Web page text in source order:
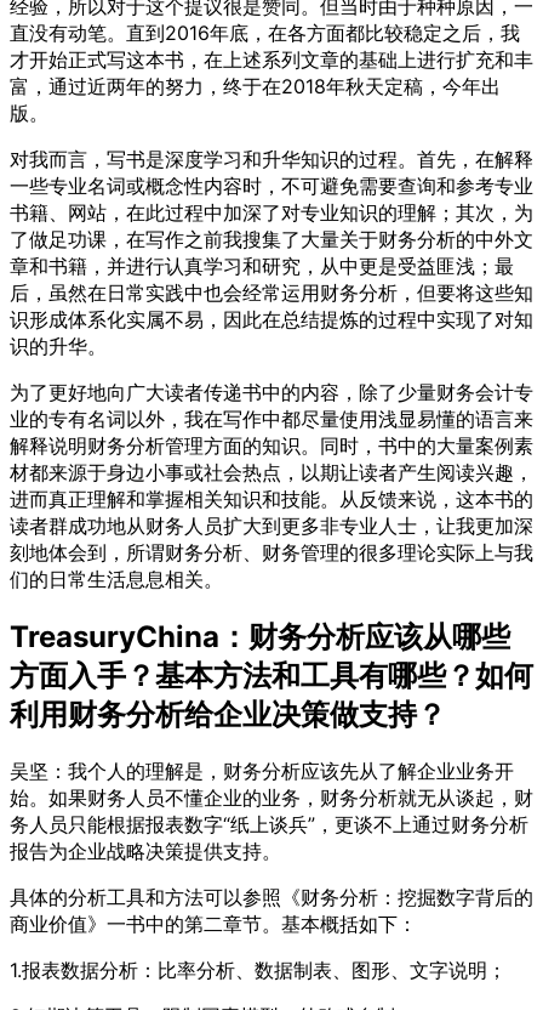
经验，所以对于这个提议很是赞同。但当时由于种种原因，一
直没有动笔。直到2016年底，在各方面都比较稳定之后，我
才开始正式写这本书，在上述系列文章的基础上进行扩充和丰
富，通过近两年的努力，终于在2018年秋天定稿，今年出
版。
对我而言，写书是深度学习和升华知识的过程。首先，在解释
一些专业名词或概念性内容时，不可避免需要查询和参考专业
书籍、网站，在此过程中加深了对专业知识的理解；其次，为
了做足功课，在写作之前我搜集了大量关于财务分析的中外文
章和书籍，并进行认真学习和研究，从中更是受益匪浅；最
后，虽然在日常实践中也会经常运用财务分析，但要将这些知
识形成体系化实属不易，因此在总结提炼的过程中实现了对知
识的升华。
为了更好地向广大读者传递书中的内容，除了少量财务会计专
业的专有名词以外，我在写作中都尽量使用浅显易懂的语言来
解释说明财务分析管理方面的知识。同时，书中的大量案例素
材都来源于身边小事或社会热点，以期让读者产生阅读兴趣，
进而真正理解和掌握相关知识和技能。从反馈来说，这本书的
读者群成功地从财务人员扩大到更多非专业人士，让我更加深
刻地体会到，所谓财务分析、财务管理的很多理论实际上与我
们的日常生活息息相关。
TreasuryChina：财务分析应该从哪些
方面入手？基本方法和工具有哪些？如何
利用财务分析给企业决策做支持？
吴坚：我个人的理解是，财务分析应该先从了解企业业务开
始。如果财务人员不懂企业的业务，财务分析就无从谈起，财
务人员只能根据报表数字“纸上谈兵”，更谈不上通过财务分析
报告为企业战略决策提供支持。
具体的分析工具和方法可以参照《财务分析：挖掘数字背后的
商业价值》一书中的第二章节。基本概括如下：
1.报表数据分析：比率分析、数据制表、图形、文字说明；